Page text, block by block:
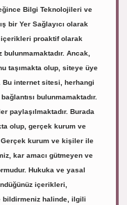
Bilgi Teknolojileri ve
bir Yer Sağlayıcı olarak
içerikleri proaktif olarak
Ancak,
taşımakta olup, siteye üye
Bu internet sitesi, herhangi
bulunmamaktadır.
paylaşılmaktadır. Burada
olup, gerçek kurum ve
Gerçek kurum ve kişiler ile
kar amacı gütmeyen ve
Hukuka ve yasal
içerikleri,
bildirmeniz halinde, ilgili